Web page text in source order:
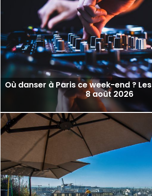
Où danser à Paris ce week-end ?
8 août 2026